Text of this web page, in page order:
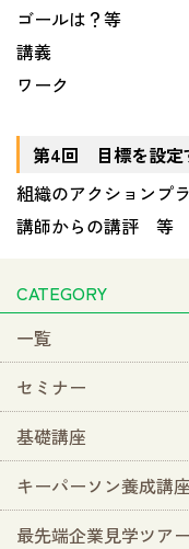
ゴールは？等
講義
ワーク
第4回 目標を設定
組織のアクションプ
講師からの講評 等
CATEGORY
一覧
セミナー
基礎講座
キーパーソン養成講座
最先端企業見学ツアー